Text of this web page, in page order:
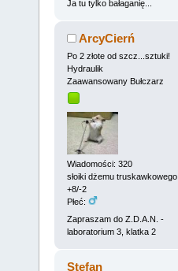
Ja tu tylko bałaganię...
ArcyCierń
Po 2 złote od szcz...sztuki!
Hydraulik
Zaawansowany Bułczarz
Wiadomości: 320
słoiki dżemu truskawkowego
+8/-2
Płeć:
Zapraszam do Z.D.A.N. -
laboratorium 3, klatka 2
Stefan